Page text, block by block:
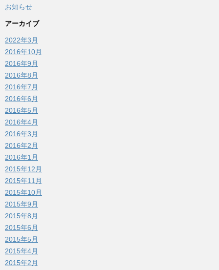
お知らせ
アーカイブ
2022年3月
2016年10月
2016年9月
2016年8月
2016年7月
2016年6月
2016年5月
2016年4月
2016年3月
2016年2月
2016年1月
2015年12月
2015年11月
2015年10月
2015年9月
2015年8月
2015年6月
2015年5月
2015年4月
2015年2月